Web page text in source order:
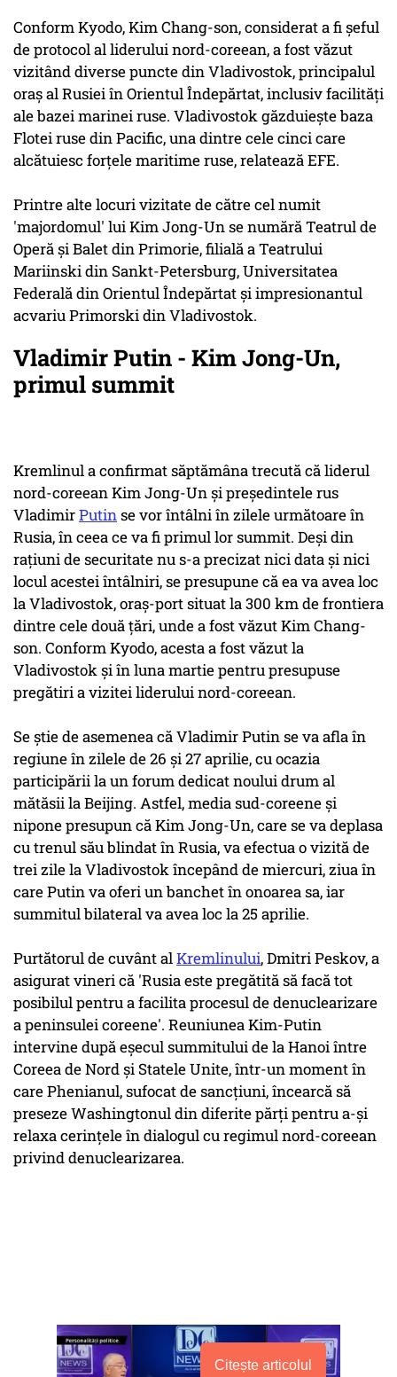
Conform Kyodo, Kim Chang-son, considerat a fi şeful
de protocol al liderului nord-coreean, a fost văzut
vizitând diverse puncte din Vladivostok, principalul
oraş al Rusiei în Orientul Îndepărtat, inclusiv facilităţi
ale bazei marinei ruse. Vladivostok găzduieşte baza
Flotei ruse din Pacific, una dintre cele cinci care
alcătuiesc forţele maritime ruse, relatează EFE.
Printre alte locuri vizitate de către cel numit
'majordomul' lui Kim Jong-Un se numără Teatrul de
Operă şi Balet din Primorie, filială a Teatrului
Mariinski din Sankt-Petersburg, Universitatea
Federală din Orientul Îndepărtat şi impresionantul
acvariu Primorski din Vladivostok.
Vladimir Putin - Kim Jong-Un,
primul summit
Kremlinul a confirmat săptămâna trecută că liderul
nord-coreean Kim Jong-Un şi preşedintele rus
VladimirPutinse vor întâlni în zilele următoare în
Rusia, în ceea ce va fi primul lor summit. Deşi din
raţiuni de securitate nu s-a precizat nici data şi nici
locul acestei întâlniri, se presupune că ea va avea loc
la Vladivostok, oraş-port situat la 300 km de frontiera
dintre cele două ţări, unde a fost văzut Kim Chang-
son. Conform Kyodo, acesta a fost văzut la
Vladivostok şi în luna martie pentru presupuse
pregătiri a vizitei liderului nord-coreean.
Se ştie de asemenea că Vladimir Putin se va afla în
regiune în zilele de 26 şi 27 aprilie, cu ocazia
participării la un forum dedicat noului drum al
mătăsii la Beijing. Astfel, media sud-coreene şi
nipone presupun că Kim Jong-Un, care se va deplasa
cu trenul său blindat în Rusia, va efectua o vizită de
trei zile la Vladivostok începând de miercuri, ziua în
care Putin va oferi un banchet în onoarea sa, iar
summitul bilateral va avea loc la 25 aprilie.
Purtătorul de cuvânt alKremlinului, Dmitri Peskov, a
asigurat vineri că 'Rusia este pregătită să facă tot
posibilul pentru a facilita procesul de denuclearizare
a peninsulei coreene'. Reuniunea Kim-Putin
intervine după eşecul summitului de la Hanoi între
Coreea de Nord şi Statele Unite, într-un moment în
care Phenianul, sufocat de sancţiuni, încearcă să
preseze Washingtonul din diferite părţi pentru a-şi
relaxa cerinţele în dialogul cu regimul nord-coreean
privind denuclearizarea.
Citește articolul